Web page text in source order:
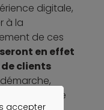
digitale,
à la
de ces
en effet
clients
améliorée
accepter